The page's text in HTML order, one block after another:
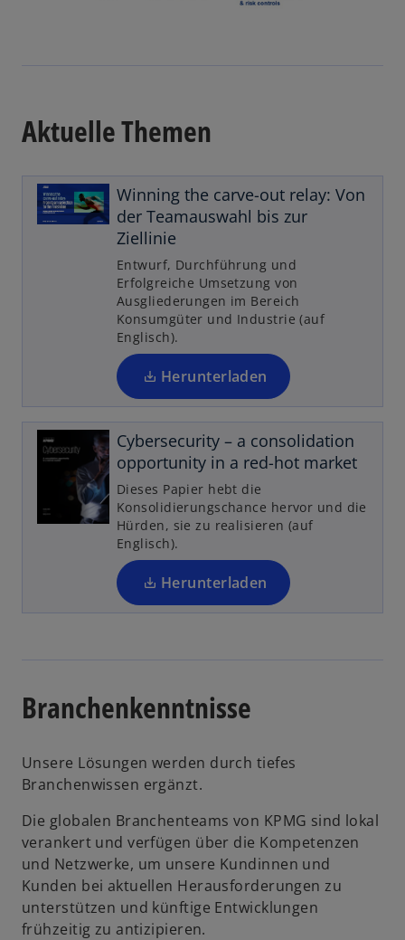
Aktuelle Themen
Winning the carve-out relay: Von
der Teamauswahl bis zur
Ziellinie
Entwurf, Durchführung und
Erfolgreiche Umsetzung von
Ausgliederungen im Bereich
Konsumgüter und Industrie (auf
Englisch).
Herunterladen
i
e
r
n
u
e
n
e
g
is
t
e
r
k
a
r
g
e
e
t
Cybersecurity – a consolidation
opportunity in a red-hot market
Dieses Papier hebt die
Konsolidierungschance hervor und die
Hürden, sie zu realisieren (auf
Englisch).
Herunterladen
w
d
i
n
e
e
r
n
e
u
e
n
e
g
is
a
e
ö
ff
n
e
Branchenkenntnisse
Unsere Lösungen werden durch tiefes
Branchenwissen ergänzt.
Die globalen Branchenteams von KPMG sind lokal
verankert und verfügen über die Kompetenzen
und Netzwerke, um unsere Kundinnen und
Kunden bei aktuellen Herausforderungen zu
unterstützen und künftige Entwicklungen
frühzeitig zu antizipieren.